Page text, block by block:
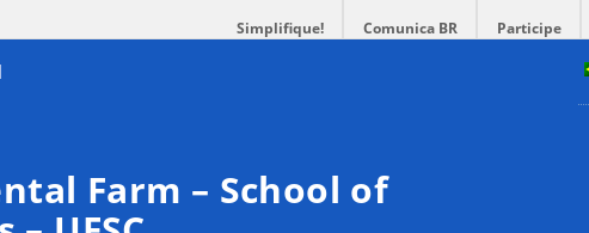
Simplifique! Comunica BR Participe
Farm – School of